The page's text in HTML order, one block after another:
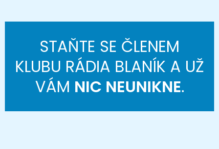
STAŇTE SE ČLENEM
KLUBU RÁDIA BLANÍK A UŽ
VÁM NIC NEUNIKNE.